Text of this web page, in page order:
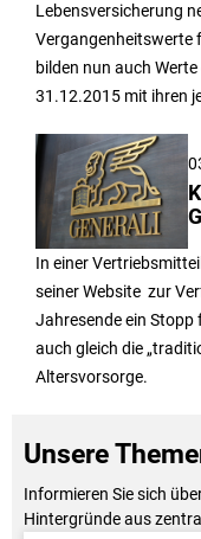
Lebensversicherung
Vergangenheitswerte
bilden nun auch
31.12.2015 mit ihren
In einer
seiner Website zur
Jahresende ein
auch gleich die
Altersvorsorge.
Unsere
Informieren Sie sich
Hintergründe aus